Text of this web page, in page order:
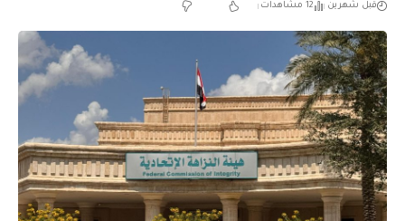
قبل شهرين 12 مشاهدات